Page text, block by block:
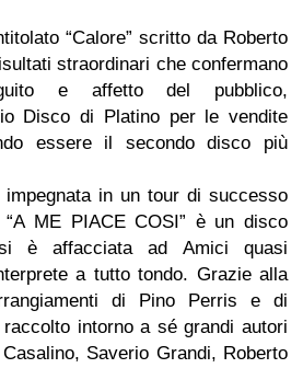
“Calore” scritto da Roberto
straordinari che confermano
e affetto del pubblico,
Disco di Platino per le vendite
essere il secondo disco più
impegnata in un tour di successo
ME PIACE COSI” è un disco
è affacciata ad Amici quasi
a tutto tondo. Grazie alla
di Pino Perris e di
intorno a sé grandi autori
Saverio Grandi, Roberto